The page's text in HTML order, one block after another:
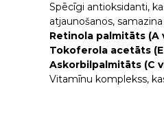
Spēcīgi antioksidanti,
atjaunošanos,
Retinola palmitāts (A
Tokoferola acetāts
Askorbilpalmitāts (C
Vitamīnu komplekss,